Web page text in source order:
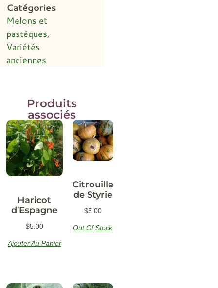
Catégories
Melons et
pastèques,
Variétés
anciennes
Produits
associés
Haricot
d’Espagne
$5.00
Ajouter Au Panier
Citrouille
de Styrie
$5.00
Out Of Stock